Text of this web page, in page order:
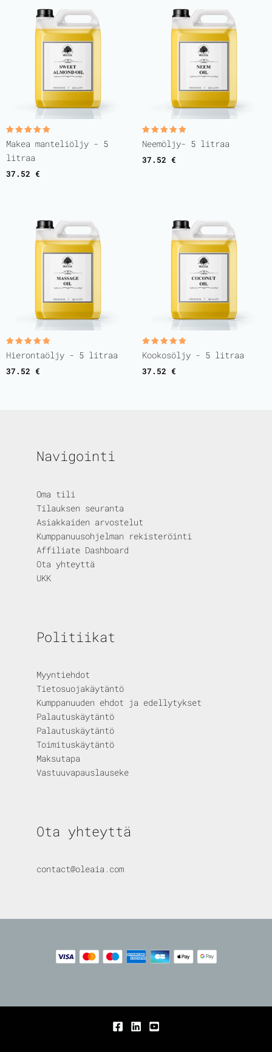
Rated
5.00
out of 5
Makea manteliöljy - 5
litraa
37.52 €
Rated
5.00
Neemöljy- 5 litraa
37.52 €
Rated
5.00
Hierontaöljy - 5 litraa
37.52 €
Rated
5.00
Kookosöljy - 5 litraa
37.52 €
Navigointi
Oma tili
Tilauksen seuranta
Asiakkaiden arvostelut
Kumppanuusohjelman rekisteröinti
Affiliate Dashboard
Ota yhteyttä
UKK
Politiikat
Myyntiehdot
Tietosuojakäytäntö
Kumppanuuden ehdot ja edellytykset
Palautuskäytäntö
Palautuskäytäntö
Toimituskäytäntö
Maksutapa
Vastuuvapauslauseke
Ota yhteyttä
contact@oleaia.com